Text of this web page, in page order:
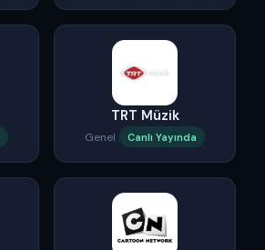
TRT Müzik
Genel Canlı Yayında